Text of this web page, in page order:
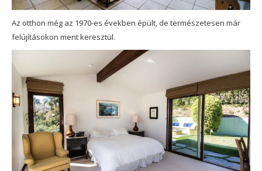
Az otthon még az 1970-es években épült, de természetesen már
felújításokon ment keresztül.